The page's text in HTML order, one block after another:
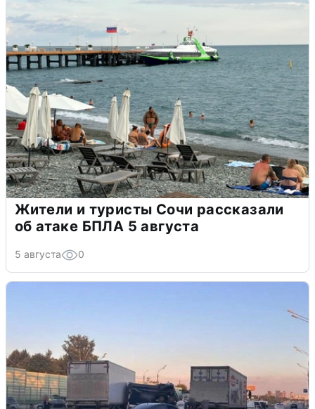
Жители и туристы Сочи рассказали
об атаке БПЛА 5 августа
5 августа 0